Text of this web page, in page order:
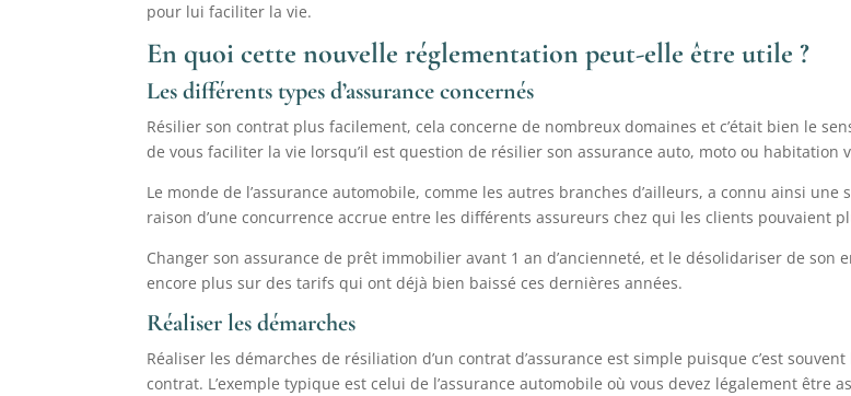
pour lui faciliter la vie.
En quoi cette nouvelle réglementation peut-elle être utile ?
Les différents types d’assurance concernés
Résilier son contrat plus facilement, cela concerne de nombreux domaines et c’était bien le
de vous faciliter la vie lorsqu’il est question de résilier son assurance auto, moto ou habitation
Le monde de l’assurance automobile, comme les autres branches d’ailleurs, a connu ainsi
raison d’une concurrence accrue entre les différents assureurs chez qui les clients pouvaient
Changer son assurance de prêt immobilier avant 1 an d’ancienneté, et le désolidariser de
encore plus sur des tarifs qui ont déjà bien baissé ces dernières années.
Réaliser les démarches
Réaliser les démarches de résiliation d’un contrat d’assurance est simple puisque c’est
contrat. L’exemple typique est celui de l’assurance automobile où vous devez légalement